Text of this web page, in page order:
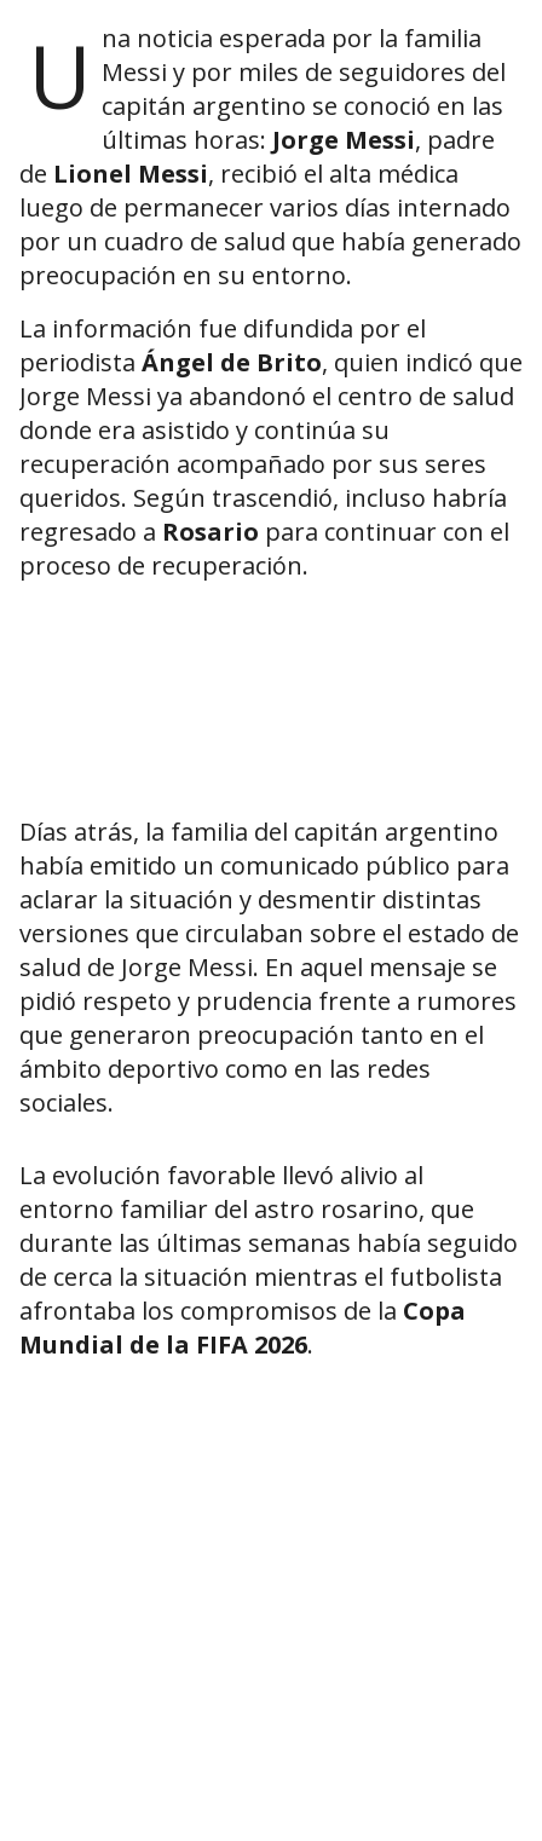
U
na noticia esperada por la familia
Messi y por miles de seguidores del
capitán argentino se conoció en las
últimas horas: Jorge Messi, padre
de Lionel Messi, recibió el alta médica
luego de permanecer varios días internado
por un cuadro de salud que había generado
preocupación en su entorno.
La información fue difundida por el
periodista Ángel de Brito, quien indicó que
Jorge Messi ya abandonó el centro de salud
donde era asistido y continúa su
recuperación acompañado por sus seres
queridos. Según trascendió, incluso habría
regresado a Rosario para continuar con el
proceso de recuperación.
Días atrás, la familia del capitán argentino
había emitido un comunicado público para
aclarar la situación y desmentir distintas
versiones que circulaban sobre el estado de
salud de Jorge Messi. En aquel mensaje se
pidió respeto y prudencia frente a rumores
que generaron preocupación tanto en el
ámbito deportivo como en las redes
sociales.
La evolución favorable llevó alivio al
entorno familiar del astro rosarino, que
durante las últimas semanas había seguido
de cerca la situación mientras el futbolista
afrontaba los compromisos de la Copa
Mundial de la FIFA 2026.